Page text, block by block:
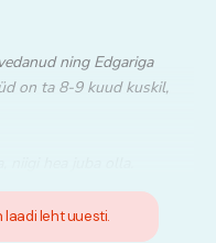
ning Edgariga
on ta 8-9 kuud kuskil,
laadi leht uuesti.